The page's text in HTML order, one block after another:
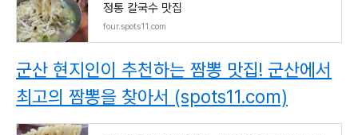
정통 칼국수 맛집
four.spots11.com
군산 현지인이 추천하는 짬뽕 맛집! 군산에서
최고의 짬뽕을 찾아서 (spots11.com)